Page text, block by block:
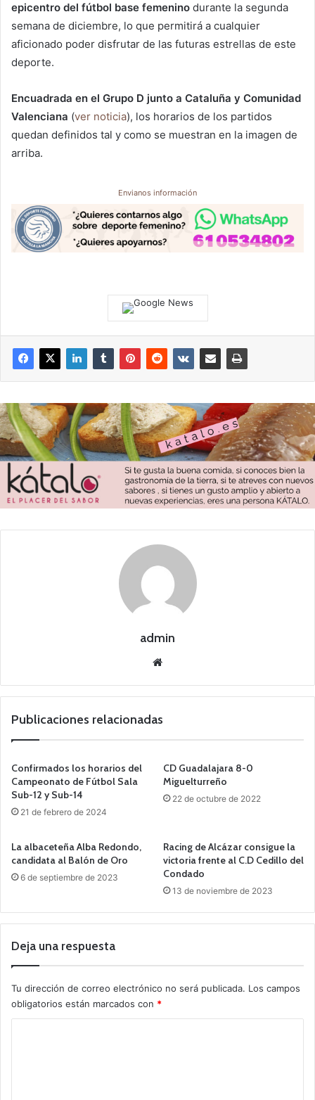
epicentro del fútbol base femenino durante la segunda
semana de diciembre, lo que permitirá a cualquier
aficionado poder disfrutar de las futuras estrellas de este
deporte.
Encuadrada en el Grupo D junto a Cataluña y Comunidad
Valenciana (ver noticia), los horarios de los partidos
quedan definidos tal y como se muestran en la imagen de
arriba.
Envianos información
admin
we
Publicaciones relacionadas
Confirmados los horarios del
Campeonato de Fútbol Sala
Sub-12 y Sub-14
21 de febrero de 2024
CD Guadalajara 8-0
Miguelturreño
22 de octubre de 2022
La albaceteña Alba Redondo,
candidata al Balón de Oro
6 de septiembre de 2023
Racing de Alcázar consigue la
victoria frente al C.D Cedillo del
Condado
13 de noviembre de 2023
Deja una respuesta
Tu dirección de correo electrónico no será publicada. Los campos
obligatorios están marcados con *